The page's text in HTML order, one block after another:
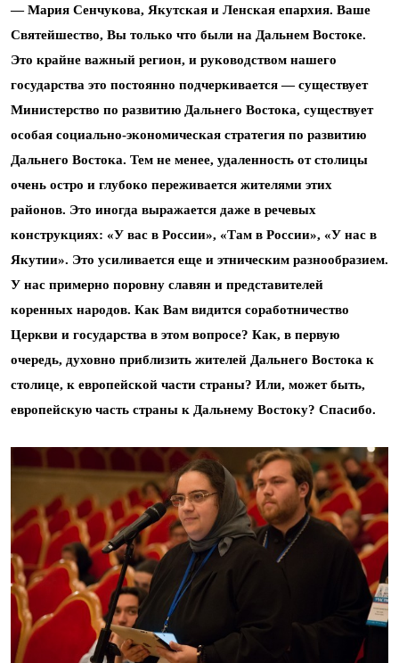
— Мария Сенчукова, Якутская и Ленская епархия. Ваше
Святейшество, Вы только что были на Дальнем Востоке.
Это крайне важный регион, и руководством нашего
государства это постоянно подчеркивается — существует
Министерство по развитию Дальнего Востока, существует
особая социально-экономическая стратегия по развитию
Дальнего Востока. Тем не менее, удаленность от столицы
очень остро и глубоко переживается жителями этих
районов. Это иногда выражается даже в речевых
конструкциях: «У вас в России», «Там в России», «У нас в
Якутии». Это усиливается еще и этническим разнообразием.
У нас примерно поровну славян и представителей
коренных народов. Как Вам видится соработничество
Церкви и государства в этом вопросе? Как, в первую
очередь, духовно приблизить жителей Дальнего Востока к
столице, к европейской части страны? Или, может быть,
европейскую часть страны к Дальнему Востоку? Спасибо.